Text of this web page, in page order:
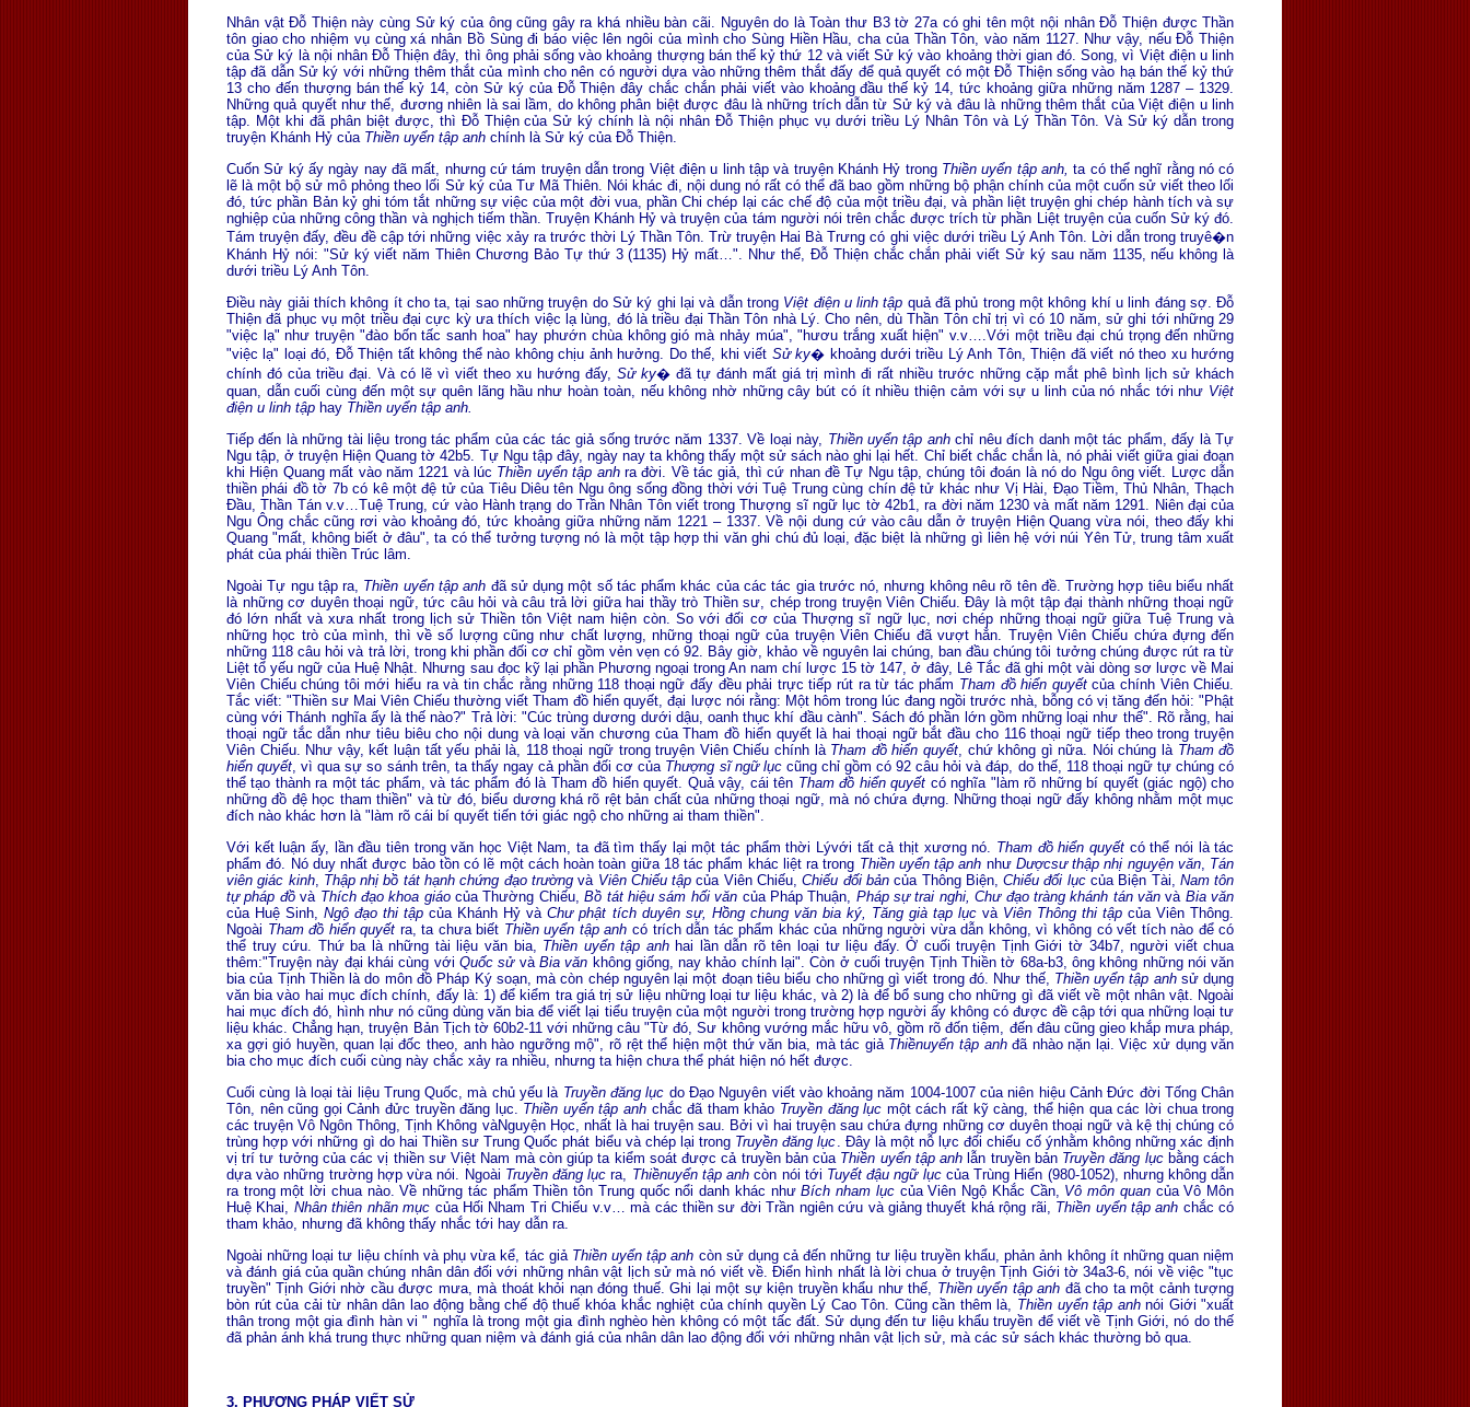
Nhân vật Ðỗ Thiện này cùng Sử ký của ông cũng gây ra khá nhiều bàn cãi. Nguyên do là Toàn thư B3 tờ 27a có ghi tên một nội nhân Ðỗ Thiện được Thần
tôn giao cho nhiệm vụ cùng xá nhân Bồ Sùng đi báo việc lên ngôi của mình cho Sùng Hiền Hầu, cha của Thần Tôn, vào năm 1127. Như vậy, nếu Ðỗ Thiện
của Sử ký là nội nhân Ðỗ Thiện đây, thì ông phải sống vào khoảng thượng bán thế kỷ thứ 12 và viết Sử ký vào khoảng thời gian đó. Song, vì Việt điện u linh
tập đã dẫn Sử ký với những thêm thắt của mình cho nên có người dựa vào những thêm thắt đấy để quả quyết có một Ðỗ Thiện sống vào hạ bán thế kỷ thứ
13 cho đến thượng bán thế kỷ 14, còn Sử ký của Ðỗ Thiện đây chắc chắn phải viết vào khoảng đầu thế kỷ 14, tức khoảng giữa những năm 1287 – 1329.
Những quả quyết như thế, đương nhiên là sai lầm, do không phân biệt được đâu là những trích dẫn từ Sử ký và đâu là những thêm thắt của Việt điện u linh
tập. Một khi đã phân biệt được, thì Ðỗ Thiện của Sử ký chính là nội nhân Ðỗ Thiện phục vụ dưới triều Lý Nhân Tôn và Lý Thần Tôn. Và Sử ký dẫn trong
truyện Khánh Hỷ của Thiền uyển tập anh chính là Sử ký của Ðỗ Thiện.
Cuốn Sử ký ấy ngày nay đã mất, nhưng cứ tám truyện dẫn trong Việt điện u linh tập và truyện Khánh Hỷ trong Thiền uyển tập anh,ta có thể nghĩ rằng nó có
lẽ là một bộ sử mô phỏng theo lối Sử ký của Tư Mã Thiên. Nói khác đi, nội dung nó rất có thể đã bao gồm những bộ phận chính của một cuốn sử viết theo lối
đó, tức phần Bản kỷ ghi tóm tắt những sự việc của một đời vua, phần Chi chép lại các chế độ của một triều đại, và phần liệt truyện ghi chép hành tích và sự
nghiệp của những công thần và nghịch tiếm thần. Truyện Khánh Hỷ và truyện của tám người nói trên chắc được trích từ phần Liệt truyện của cuốn Sử ký đó.
Tám truyện đấy, đều đề cập tới những việc xảy ra trước thời Lý Thần Tôn. Trừ truyện Hai Bà Trưng có ghi việc dưới triều Lý Anh Tôn. Lời dẫn trong truyê�n
Khánh Hỷ nói: "Sử ký viết năm Thiên Chương Bảo Tự thứ 3 (1135) Hỷ mất…". Như thế, Ðỗ Thiện chắc chắn phải viết Sử ký sau năm 1135, nếu không là
dưới triều Lý Anh Tôn.
Ðiều này giải thích không ít cho ta, tại sao những truyện do Sử ký ghi lại và dẫn trong Việt điện u linh tập quả đã phủ trong một không khí u linh đáng sợ. Ðỗ
Thiện đã phục vụ một triều đại cực kỳ ưa thích việc lạ lùng, đó là triều đại Thần Tôn nhà Lý. Cho nên, dù Thần Tôn chỉ trị vì có 10 năm, sử ghi tới những 29
"việc lạ" như truyện "đào bốn tấc sanh hoa" hay phướn chùa không gió mà nhảy múa", "hươu trắng xuất hiện" v.v….Với một triều đại chú trọng đến những
"việc lạ" loại đó, Ðỗ Thiện tất không thể nào không chịu ảnh hưởng. Do thế, khi viết Sử ky� khoảng dưới triều Lý Anh Tôn, Thiện đã viết nó theo xu hướng
chính đó của triều đại. Và có lẽ vì viết theo xu hướng đấy,Sử ky� đã tự đánh mất giá trị mình đi rất nhiều trước những cặp mắt phê bình lịch sử khách
quan, dẫn cuối cùng đến một sự quên lãng hầu như hoàn toàn, nếu không nhờ những cây bút có ít nhiều thiện cảm với sự u linh của nó nhắc tới như Việt
điện u linh tập hay Thiền uyển tập anh.
Tiếp đến là những tài liệu trong tác phẩm của các tác giả sống trước năm 1337. Về loại này, Thiền uyển tập anhchỉ nêu đích danh một tác phẩm, đấy là Tự
Ngu tập, ở truyện Hiện Quang tờ 42b5. Tự Ngu tập đây, ngày nay ta không thấy một sử sách nào ghi lại hết. Chỉ biết chắc chắn là, nó phải viết giữa giai đoạn
khi Hiện Quang mất vào năm 1221 và lúc Thiền uyển tập anhra đời. Về tác giả, thì cứ nhan đề Tự Ngu tập, chúng tôi đoán là nó do Ngu ông viết. Lược dẫn
thiền phái đồ tờ 7b có kê một đệ tử của Tiêu Diêu tên Ngu ông sống đồng thời với Tuệ Trung cùng chín đệ tử khác như Vị Hài, Ðạo Tiềm, Thủ Nhân, Thạch
Ðầu, Thần Tán v.v…Tuệ Trung, cứ vào Hành trạng do Trần Nhân Tôn viết trong Thượng sĩ ngữ lục tờ 42b1, ra đời năm 1230 và mất năm 1291. Niên đại của
Ngu Ông chắc cũng rơi vào khoảng đó, tức khoảng giữa những năm 1221 – 1337. Về nội dung cứ vào câu dẫn ở truyện Hiện Quang vừa nói, theo đấy khi
Quang "mất, không biết ở đâu", ta có thể tưởng tượng nó là một tập hợp thi văn ghi chú đủ loại, đặc biệt là những gì liên hệ với núi Yên Tử, trung tâm xuất
phát của phái thiền Trúc lâm.
Ngoài Tự ngu tập ra, Thiền uyển tập anh đã sử dụng một số tác phẩm khác của các tác gia trước nó, nhưng không nêu rõ tên đề. Trường hợp tiêu biểu nhất
là những cơ duyên thoại ngữ, tức câu hỏi và câu trả lời giữa hai thầy trò Thiền sư, chép trong truyện Viên Chiếu. Ðây là một tập đại thành những thoại ngữ
đó lớn nhất và xưa nhất trong lịch sử Thiền tôn Việt nam hiện còn. So với đối cơ của Thượng sĩ ngữ lục, nơi chép những thoại ngữ giữa Tuệ Trung và
những học trò của mình, thì về số lượng cũng như chất lượng, những thoại ngữ của truyện Viên Chiếu đã vượt hẳn. Truyện Viên Chiếu chứa đựng đến
những 118 câu hỏi và trả lời, trong khi phần đối cơ chỉ gồm vẻn vẹn có 92. Bây giờ, khảo về nguyên lai chúng, ban đầu chúng tôi tưởng chúng được rút ra từ
Liệt tổ yếu ngữ của Huệ Nhật. Nhưng sau đọc kỹ lại phần Phương ngoại trong An nam chí lược 15 tờ 147, ở đây, Lê Tắc đã ghi một vài dòng sơ lược về Mai
Viên Chiếu chúng tôi mới hiểu ra và tin chắc rằng những 118 thoại ngữ đấy đều phải trực tiếp rút ra từ tác phẩm Tham đồ hiển quyếtcủa chính Viên Chiếu.
Tắc viết: "Thiền sư Mai Viên Chiếu thường viết Tham đồ hiển quyết, đại lược nói rằng: Một hôm trong lúc đang ngồi trước nhà, bỗng có vị tăng đến hỏi: "Phật
cùng với Thánh nghĩa ấy là thế nào?" Trả lời: "Cúc trùng dương dưới dậu, oanh thục khí đầu cành". Sách đó phần lớn gồm những loại như thế". Rõ rằng, hai
thoại ngữ tắc dẫn như tiêu biêu cho nội dung và loại văn chương của Tham đồ hiển quyết là hai thoại ngữ bắt đầu cho 116 thoại ngữ tiếp theo trong truyện
Viên Chiếu. Như vậy, kết luận tất yếu phải là, 118 thoại ngữ trong truyện Viên Chiếu chính là Tham đồ hiển quyết, chứ không gì nữa. Nói chúng là Tham đồ
hiển quyết, vì qua sự so sánh trên, ta thấy ngay cả phần đối cơ của Thượng sĩ ngữ lụccũng chỉ gồm có 92 câu hỏi và đáp, do thế, 118 thoại ngữ tự chúng có
thể tạo thành ra một tác phẩm, và tác phẩm đó là Tham đồ hiển quyết. Quả vậy, cái tên Tham đồ hiển quyết có nghĩa "làm rõ những bí quyết (giác ngộ) cho
những đồ đệ học tham thiền" và từ đó, biểu dương khá rõ rệt bản chất của những thoại ngữ, mà nó chứa đựng. Những thoại ngữ đấy không nhằm một mục
đích nào khác hơn là "làm rõ cái bí quyết tiến tới giác ngộ cho những ai tham thiền".
Với kết luận ấy, lần đầu tiên trong văn học Việt Nam, ta đã tìm thấy lại một tác phẩm thời Lývới tất cả thịt xương nó. Tham đồ hiển quyếtcó thể nói là tác
phẩm đó. Nó duy nhất được bảo tồn có lẽ một cách hoàn toàn giữa 18 tác phẩm khác liệt ra trong Thiền uyển tập anh như Dượcsư thập nhị nguyện văn, Tán
viên giác kinh, Thập nhị bồ tát hạnh chứng đạo trườngvà Viên Chiếu tập của Viên Chiếu,Chiếu đối bảncủa Thông Biện,Chiếu đối lụccủa Biện Tài, Nam tôn
tự pháp đồvà Thích đạo khoa giáocủa Thường Chiếu,Bồ tát hiệu sám hối văn của Pháp Thuận, Pháp sự trai nghi, Chư đạo tràng khánh tán văn và Bia văn
của Huệ Sinh,Ngộ đạo thi tập của Khánh Hỷ vàChư phật tích duyên sự, Hồng chung văn bia ký, Tăng già tạp lụcvà Viên Thông thi tập của Viên Thông.
Ngoài Tham đồ hiển quyết ra, ta chưa biết Thiền uyển tập anhcó trích dẫn tác phẩm khác của những người vừa dẫn không, vì không có vết tích nào để có
thể truy cứu. Thứ ba là những tài liệu văn bia, Thiền uyển tập anhhai lần dẫn rõ tên loại tư liệu đấy. Ở cuối truyện Tịnh Giới tờ 34b7, người viết chua
thêm:"Truyện này đại khái cùng với Quốc sửvà Bia văn không giống, nay khảo chính lại". Còn ở cuối truyện Tịnh Thiền tờ 68a-b3, ông không những nói văn
bia của Tịnh Thiền là do môn đồ Pháp Ký soạn, mà còn chép nguyên lại một đoạn tiêu biểu cho những gì viết trong đó. Như thế, Thiền uyển tập anhsử dụng
văn bia vào hai mục đích chính, đấy là: 1) để kiểm tra giá trị sử liệu những loại tư liệu khác, và 2) là để bổ sung cho những gì đã viết về một nhân vật. Ngoài
hai mục đích đó, hình như nó cũng dùng văn bia để viết lại tiểu truyện của một người trong trường hợp người ấy không có được đề cập tới qua những loại tư
liệu khác. Chẳng hạn, truyện Bản Tịch tờ 60b2-11 với những câu "Từ đó, Sư không vướng mắc hữu vô, gồm rõ đốn tiệm, đến đâu cũng gieo khắp mưa pháp,
xa gợi gió huyền, quan lại đốc theo, anh hào ngưỡng mộ", rõ rệt thể hiện một thứ văn bia, mà tác giả Thiềnuyển tập anhđã nhào nặn lại. Việc xử dụng văn
bia cho mục đích cuối cùng này chắc xảy ra nhiều, nhưng ta hiện chưa thể phát hiện nó hết được.
Cuối cùng là loại tài liệu Trung Quốc, mà chủ yếu là Truyền đăng lục do Ðạo Nguyên viết vào khoảng năm 1004-1007 của niên hiệu Cảnh Ðức đời Tống Chân
Tôn, nên cũng gọi Cảnh đửc truyền đăng lục. Thiền uyển tập anh chắc đã tham khảo Truyền đăng lục một cách rất kỹ càng, thể hiện qua các lời chua trong
các truyện Vô Ngôn Thông, Tịnh Không vàNguyện Học, nhất là hai truyện sau. Bởi vì hai truyện sau chứa đựng những cơ duyên thoại ngữ và kệ thị chúng có
trùng hợp với những gì do hai Thiền sư Trung Quốc phát biểu và chép lại trong Truyền đăng lục. Ðây là một nỗ lực đối chiếu cố ýnhằm không những xác định
vị trí tư tưởng của các vị thiền sư Việt Nam mà còn giúp ta kiểm soát được cả truyền bản của Thiền uyển tập anh lẫn truyền bản Truyền đăng lục bằng cách
dựa vào những trường hợp vừa nói. Ngoài Truyền đăng lục ra, Thiềnuyển tập anh còn nói tới Tuyết đậu ngữ lụccủa Trùng Hiển (980-1052), nhưng không dẫn
ra trong một lời chua nào. Về những tác phẩm Thiền tôn Trung quốc nổi danh khác nhưBích nham lụccủa Viên Ngộ Khắc Cần, Vô môn quancủa Vô Môn
Huệ Khai, Nhân thiên nhãn mục của Hối Nham Tri Chiếu v.v… mà các thiền sư đời Trần ngiên cứu và giảng thuyết khá rộng rãi, Thiền uyển tập anh chắc có
tham khảo, nhưng đã không thấy nhắc tới hay dẫn ra.
Ngoài những loại tư liệu chính và phụ vừa kể, tác giả Thiền uyển tập anh còn sử dụng cả đến những tư liệu truyền khẩu, phản ảnh không ít những quan niệm
và đánh giá của quần chúng nhân dân đối với những nhân vật lịch sử mà nó viết về. Ðiển hình nhất là lời chua ở truyện Tịnh Giới tờ 34a3-6, nói về việc "tục
truyền" Tịnh Giới nhờ cầu được mưa, mà thoát khỏi nạn đóng thuế. Ghi lại một sự kiện truyền khẩu như thế, Thiền uyển tập anh đã cho ta một cảnh tượng
bòn rút của cải từ nhân dân lao động bằng chế độ thuế khóa khắc nghiệt của chính quyền Lý Cao Tôn. Cũng cần thêm là, Thiền uyển tập anhnói Giới "xuất
thân trong một gia đình hàn vi " nghĩa là trong một gia đình nghèo hèn không có một tấc đất. Sử dụng đến tư liệu khẩu truyền để viết về Tịnh Giới, nó do thế
đã phản ánh khá trung thực những quan niệm và đánh giá của nhân dân lao động đối với những nhân vật lịch sử, mà các sử sách khác thường bỏ qua.
3. PHƯƠNG PHÁP VIẾT SỬ